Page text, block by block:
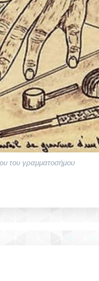
του γραμματοσήμου